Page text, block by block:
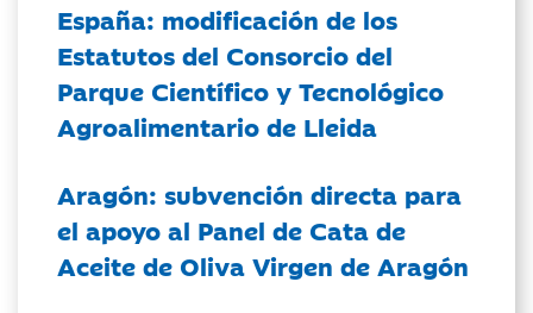
España: modificación de los
Estatutos del Consorcio del
Parque Científico y Tecnológico
Agroalimentario de Lleida
Aragón: subvención directa para
el apoyo al Panel de Cata de
Aceite de Oliva Virgen de Aragón